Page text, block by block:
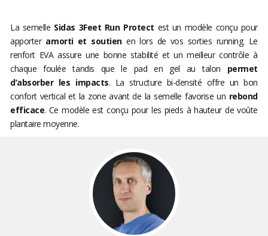
La semelle Sidas 3Feet Run Protect est un modèle conçu pour
apporteramorti et soutienen lors de vos sorties running. Le
renfort EVA assure une bonne stabilité et un meilleur contrôle à
chaque foulée tandis que le pad en gel au talon permet
d’absorber les impacts. La structure bi-densité offre un bon
confort vertical et la zone avant de la semelle favorise un rebond
efficace. Ce modèle est conçu pour les pieds à hauteur de voûte
plantaire moyenne.